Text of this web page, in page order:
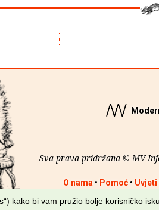
Sva prava pridržana © MV
O nama • Pomoć•
kako bi vam pružio bolje korisničko